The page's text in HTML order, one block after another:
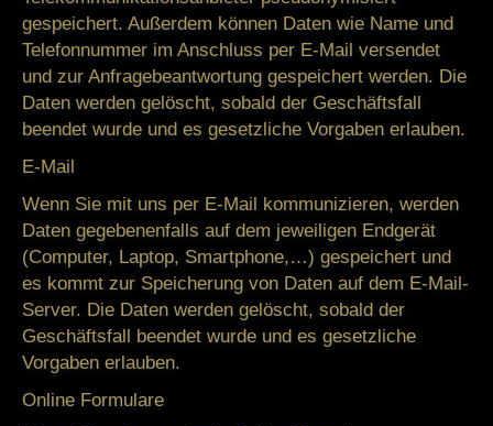
gespeichert. Außerdem können Daten wie Name und
Telefonnummer im Anschluss per E-Mail versendet
und zur Anfragebeantwortung gespeichert werden. Die
Daten werden gelöscht, sobald der Geschäftsfall
beendet wurde und es gesetzliche Vorgaben erlauben.
E-Mail
Wenn Sie mit uns per E-Mail kommunizieren, werden
Daten gegebenenfalls auf dem jeweiligen Endgerät
(Computer, Laptop, Smartphone,…) gespeichert und
es kommt zur Speicherung von Daten auf dem E-Mail-
Server. Die Daten werden gelöscht, sobald der
Geschäftsfall beendet wurde und es gesetzliche
Vorgaben erlauben.
Online Formulare